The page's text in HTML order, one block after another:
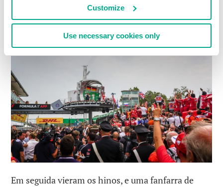
Customize
Use necessary cookies only
quarto. Não será bom o suficiente…
Em seguida vieram os hinos, e uma fanfarra de